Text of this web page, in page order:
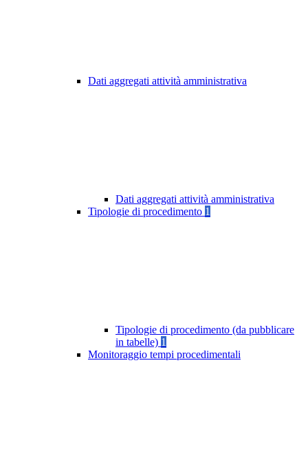
Dati aggregati attività amministrativa
Dati aggregati attività amministrativa
Tipologie di procedimento 1
Tipologie di procedimento (da pubblicare
in tabelle) 1
Monitoraggio tempi procedimentali